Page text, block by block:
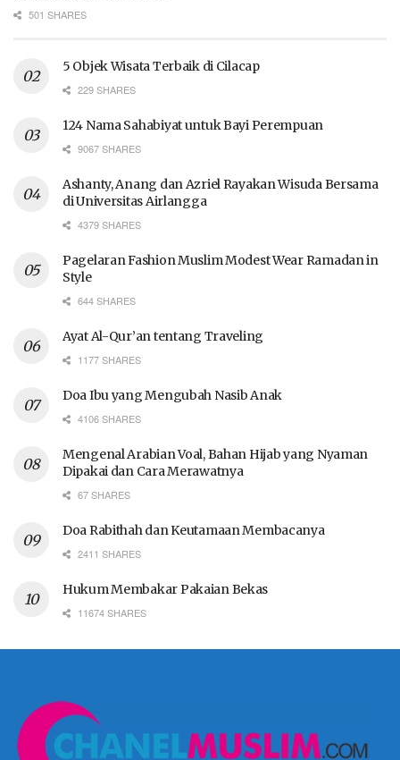
501 SHARES
5 Objek Wisata Terbaik di Cilacap
229 SHARES
124 Nama Sahabiyat untuk Bayi Perempuan
9067 SHARES
Ashanty, Anang dan Azriel Rayakan Wisuda Bersama
di Universitas Airlangga
4379 SHARES
Pagelaran Fashion Muslim Modest Wear Ramadan in
Style
644 SHARES
Ayat Al-Qur’an tentang Traveling
1177 SHARES
Doa Ibu yang Mengubah Nasib Anak
4106 SHARES
Mengenal Arabian Voal, Bahan Hijab yang Nyaman
Dipakai dan Cara Merawatnya
67 SHARES
Doa Rabithah dan Keutamaan Membacanya
2411 SHARES
Hukum Membakar Pakaian Bekas
11674 SHARES